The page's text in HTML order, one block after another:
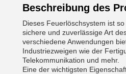
Beschreibung des
Dieses Feuerlöschsystem ist
sichere und zuverlässige Art
verschiedene Anwendungen
Industriezweigen wie der
Telekommunikation und mehr.
Eine der wichtigsten